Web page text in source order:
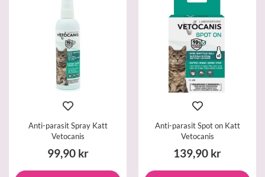
Anti-parasit Spray Katt
Vetocanis
99,90 kr
Anti-parasit Spot on Katt
Vetocanis
139,90 kr